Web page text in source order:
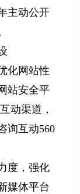
主动公开
化网站性
站安全平
动渠道，
询互动560
度，强化
媒体平台